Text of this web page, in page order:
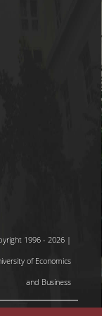
1996 - 2026 |
of Economics
and Business